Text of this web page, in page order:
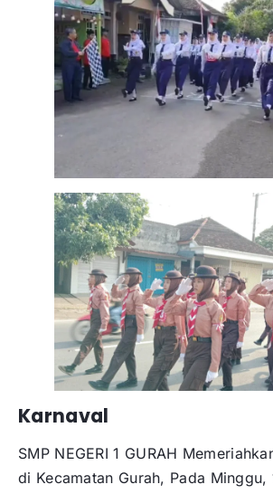
Karnaval
SMP NEGERI 1 GURAH
di Kecamatan Gurah, Pada Minggu,